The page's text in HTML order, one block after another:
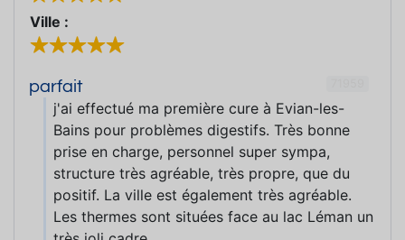
Ville :
parfait
j'ai effectué ma première cure à Evian-les-
Bains pour problèmes digestifs. Très bonne
prise en charge, personnel super sympa,
structure très agréable, très propre, que du
positif. La ville est également très agréable.
Les thermes sont situées face au lac Léman un